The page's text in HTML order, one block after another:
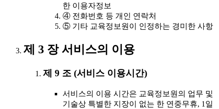
한 이용자정보
④ 전화번호 등 개인 연락처
⑤ 기타 교육정보원이 인정하는 경미한 사항
제 3 장 서비스의 이용
제 9 조 (서비스 이용시간)
서비스의 이용 시간은 교육정보원의 업무 및
기술상 특별한 지장이 없는 한 연중무휴, 1일